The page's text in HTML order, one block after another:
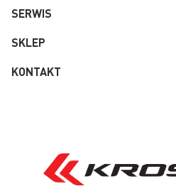
SERWIS
SKLEP
KONTAKT